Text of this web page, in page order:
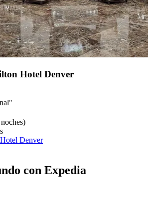
Hotel Denver
Denver
con Expedia